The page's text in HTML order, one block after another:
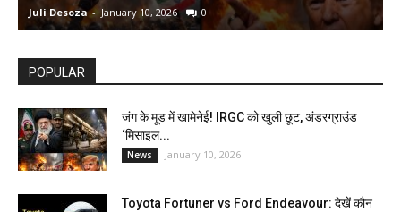
Juli Desoza - January 10, 2026 0
POPULAR
जंग के मूड में खामेनेई! IRGC को खुली छूट, अंडरग्राउंड
‘मिसाइल...
News January 10, 2026
Toyota Fortuner vs Ford Endeavour: देखें कौन